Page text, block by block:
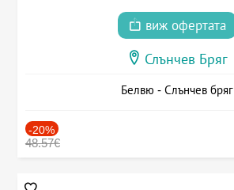
виж офертата
Слънчев Бряг
Белвю - Слънчев бряг
-20%
48.57€